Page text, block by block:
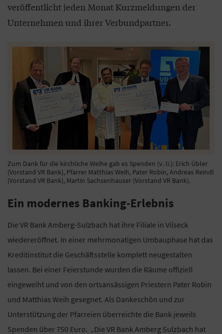
veröffentlicht jeden Monat Kurzmeldungen der
Unternehmen und ihrer Verbundpartner.
Zum Dank für die kirchliche Weihe gab es Spenden (v. li.): Erich Übler
(Vorstand VR Bank), Pfarrer Matthias Weih, Pater Robin, Andreas Reindl
(Vorstand VR Bank), Martin Sachsenhauser (Vorstand VR Bank).
Ein modernes Banking-Erlebnis
Die VR Bank Amberg-Sulzbach hat ihre Filiale in Vilseck
wiedereröffnet. In einer mehrmonatigen Umbauphase hat das
Kreditinstitut die Geschäftsstelle komplett neugestalten
lassen. Bei einer Feierstunde wurden die Räume offiziell
eingeweiht und von den ortsansässigen Priestern Pater Robin
und Matthias Weih gesegnet. Als Dankeschön und zur
Unterstützung der Pfarreien überreichte die Bank jeweils
Spenden über 750 Euro. „Die VR Bank Amberg Sulzbach hat